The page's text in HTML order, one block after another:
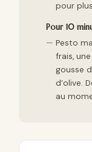
pour
Pour 10
Pesto
frais,
gousse
d’olive.
au